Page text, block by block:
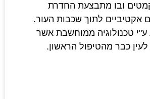
ובו מתבצעת החדרת
אקטיביים לתוך שכבות העור.
טכנולוגיה ממוחשבת אשר
כבר מהטיפול הראשון.